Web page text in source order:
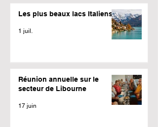
Les plus beaux lacs Italiens
1 juil.
Réunion annuelle sur le
secteur de Libourne
17 juin